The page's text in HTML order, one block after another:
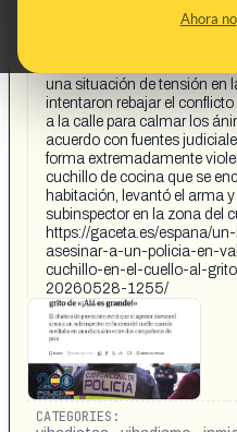
Ahora no
"Según relató el alertante a
abundante marihuana y
volumen desde su teléfono
una situación de tensión en
intentaron rebajar el
a la calle para calmar los
acuerdo con fuentes
forma extremadamente
cuchillo de cocina que se
habitación, levantó el arma
subinspector en la zona del
https://gaceta.es/espana/
asesinar-a-un-policia-en-
cuchillo-en-el-cuello-al-
20260528-1255/
CATEGORIES: